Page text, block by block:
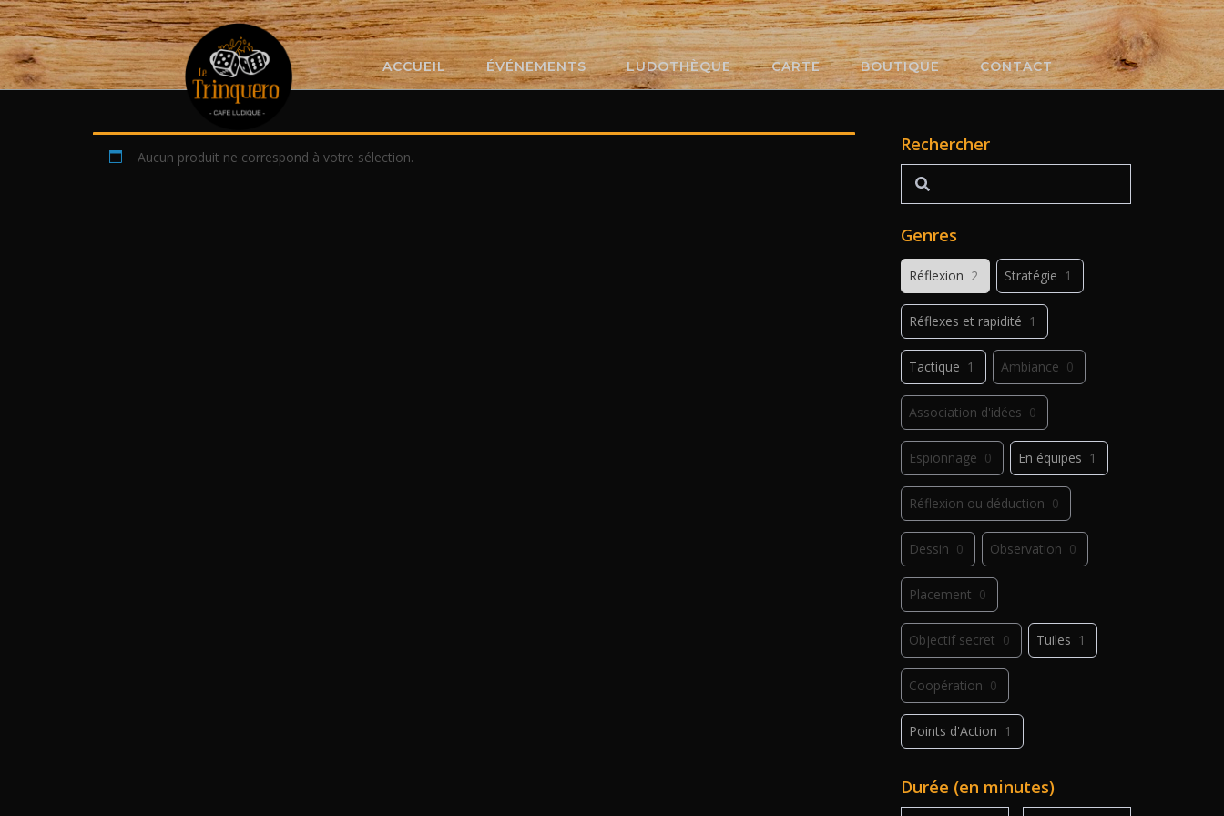
Skip
to
content
ACCUEIL ÉVÉNEMENTS LUDOTHÈQUE CARTE BOUTIQUE CONTACT
Aucun produit ne correspond à votre sélection.
Rechercher
Rechercher
Genres
Réflexion 2 Stratégie 1
Réflexes et rapidité 1
Tactique 1 Ambiance 0
Association d'idées 0
Espionnage 0 En équipes 1
Réflexion ou déduction 0
Dessin 0 Observation 0
Placement 0
Objectif secret 0 Tuiles 1
Coopération 0
Points d'Action 1
Déplacement 0
Durée (en minutes)